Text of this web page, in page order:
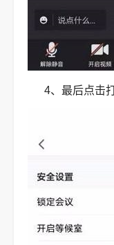
4、最后点击打